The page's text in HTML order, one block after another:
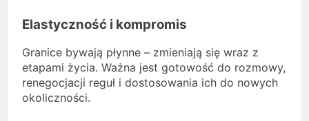
Elastyczność i kompromis
Granice bywają płynne – zmieniają się wraz z
etapami życia. Ważna jest gotowość do rozmowy,
renegocjacji reguł i dostosowania ich do nowych
okoliczności.